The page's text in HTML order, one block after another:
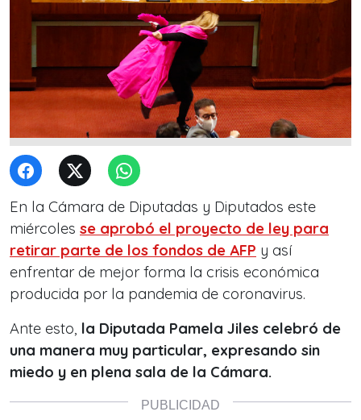
En la Cámara de Diputadas y Diputados este
miércoles se aprobó el proyecto de ley para
retirar parte de los fondos de AFP y así
enfrentar de mejor forma la crisis económica
producida por la pandemia de coronavirus.
Ante esto, la Diputada Pamela Jiles celebró de
una manera muy particular, expresando sin
miedo y en plena sala de la Cámara.